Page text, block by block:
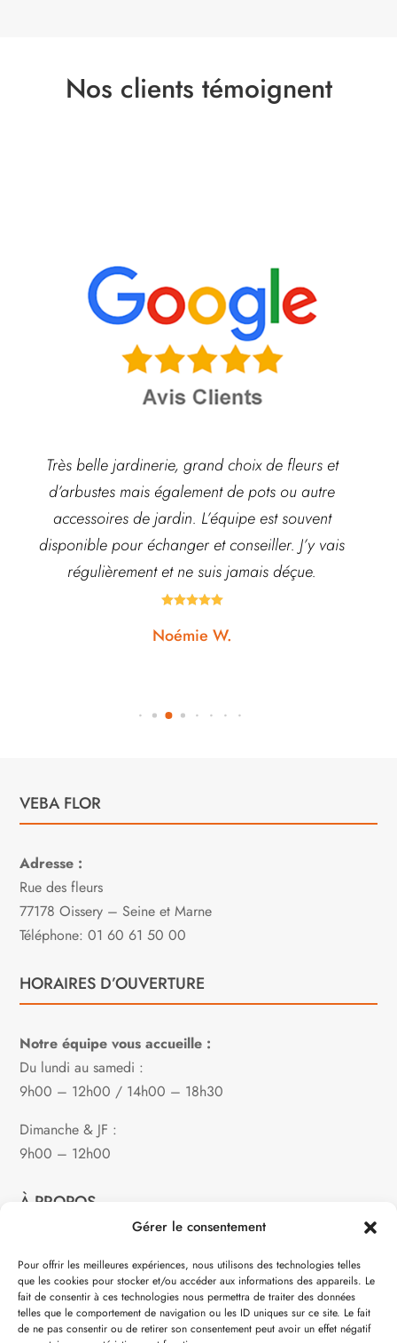
Gérer le consentement
Pour offrir les meilleures expériences, nous utilisons des technologies telles
que les cookies pour stocker et/ou accéder aux informations des appareils. Le
fait de consentir à ces technologies nous permettra de traiter des données
telles que le comportement de navigation ou les ID uniques sur ce site. Le fait
de ne pas consentir ou de retirer son consentement peut avoir un effet négatif
Nos clients témoignent
Très belle jardinerie, grand choix de fleurs et
d’arbustes mais également de pots ou autre
accessoires de jardin. L’équipe est souvent
disponible pour échanger et conseiller. J’y vais
régulièrement et ne suis jamais déçue.

Noémie W.
VEBA FLOR
Adresse :
Rue des fleurs
77178 Oissery – Seine et Marne
Téléphone: 01 60 61 50 00
HORAIRES D’OUVERTURE
Notre équipe vous accueille :
Du lundi au samedi :
9h00 – 12h00 / 14h00 – 18h30
Dimanche & JF :
9h00 – 12h00
À PROPOS
Notre philosophie
Contact
Partenaire de: